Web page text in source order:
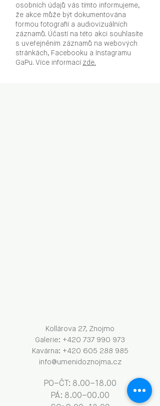
osobních údajů vás tímto informujeme,
že akce může být dokumentována
formou fotografií a audiovizuálních
záznamů. Účastí na této akci souhlasíte
s uveřejněním záznamů na webových
stránkách, Facebooku a Instagramu
GaPu. Více informací zde.
Kollárova 27, Znojmo
Galerie: +420 737 990 973
Kavárna: +420 605 288 985
info@umenidoznojma.cz
PO–ČT: 8.00–18.00
​​​PÁ: 8.00–00.00